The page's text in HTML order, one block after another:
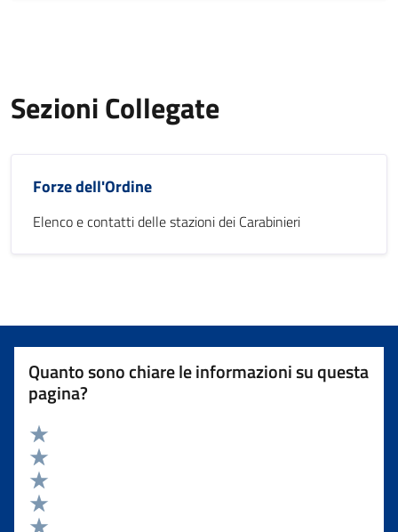
Sezioni Collegate
Forze dell'Ordine
Elenco e contatti delle stazioni dei Carabinieri
Quanto sono chiare le informazioni su questa
pagina?
Valuta 5 stelle su 5
Valuta 4 stelle su 5
Valuta 3 stelle su 5
Valuta 2 stelle su 5